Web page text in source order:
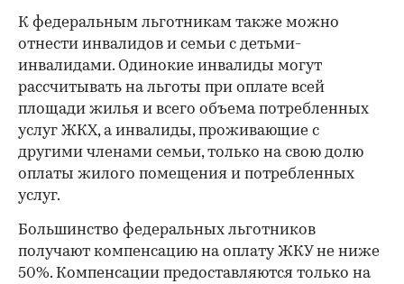
К федеральным льготникам также можно
отнести инвалидов и семьи с детьми-
инвалидами. Одинокие инвалиды могут
рассчитывать на льготы при оплате всей
площади жилья и всего объема потребленных
услуг ЖКХ, а инвалиды, проживающие с
другими членами семьи, только на свою долю
оплаты жилого помещения и потребленных
услуг.
Большинство федеральных льготников
получают компенсацию на оплату ЖКУ не ниже
50%. Компенсации предоставляются только на